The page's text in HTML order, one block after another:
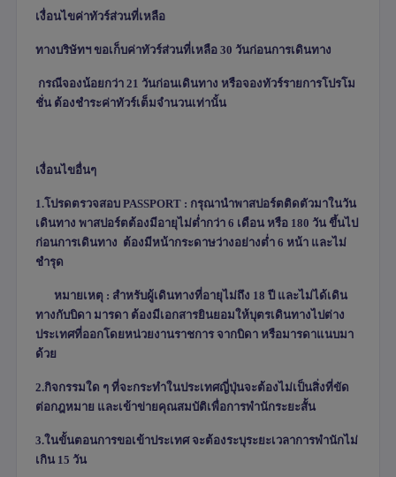
เงื่อนไขค่าทัวร์ส่วนที่เหลือ
ทางบริษัทฯ ขอเก็บค่าทัวร์ส่วนที่เหลือ 30 วันก่อนการเดินทาง
กรณีจองน้อยกว่า 21 วันก่อนเดินทาง หรือจองทัวร์รายการโปรโม
ชั่น ต้องชำระค่าทัวร์เต็มจำนวนเท่านั้น
เงื่อนไขอื่นๆ
1.โปรดตรวจสอบ PASSPORT : กรุณานำพาสปอร์ตติดตัวมาในวัน
เดินทาง พาสปอร์ตต้องมีอายุไม่ต่ำกว่า 6 เดือน หรือ 180 วัน ขึ้นไป
ก่อนการเดินทาง ต้องมีหน้ากระดาษว่างอย่างต่ำ 6 หน้า และไม่
ชำรุด
หมายเหตุ : สำหรับผู้เดินทางที่อายุไม่ถึง 18 ปี และไม่ได้เดิน
ทางกับบิดา มารดา ต้องมีเอกสารยินยอมให้บุตรเดินทางไปต่าง
ประเทศที่ออกโดยหน่วยงานราชการ จากบิดา หรือมารดาแนบมา
ด้วย
2.กิจกรรมใด ๆ ที่จะกระทำในประเทศญี่ปุ่นจะต้องไม่เป็นสิ่งที่ขัด
ต่อกฎหมาย และเข้าข่ายคุณสมบัติเพื่อการพำนักระยะสั้น
3.ในขั้นตอนการขอเข้าประเทศ จะต้องระบุระยะเวลาการพำนักไม่
เกิน 15 วัน